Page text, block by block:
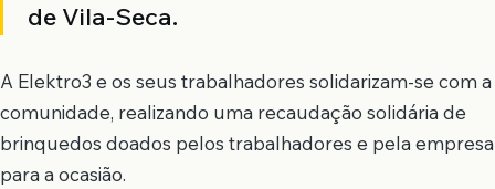
de Vila-Seca.
A Elektro3 e os seus trabalhadores solidarizam-se com a
comunidade, realizando uma recaudação solidária de
brinquedos doados pelos trabalhadores e pela empresa
para a ocasião.